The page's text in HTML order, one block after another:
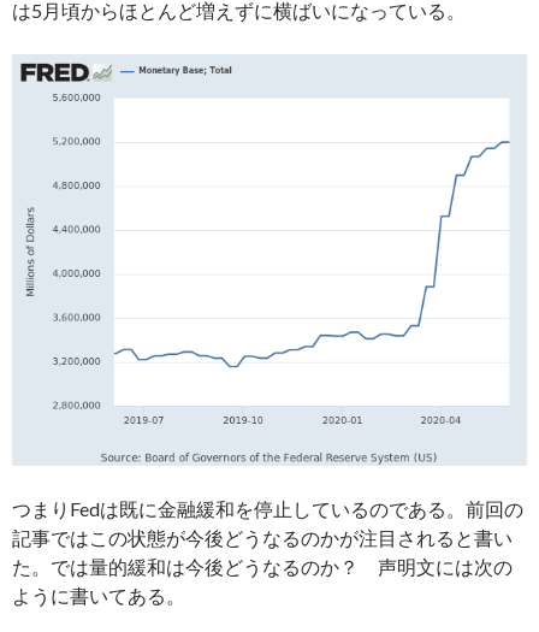
は5月頃からほとんど増えずに横ばいになっている。
つまりFedは既に金融緩和を停止しているのである。前回の
記事ではこの状態が今後どうなるのかが注目されると書い
た。では量的緩和は今後どうなるのか？ 声明文には次の
ように書いてある。